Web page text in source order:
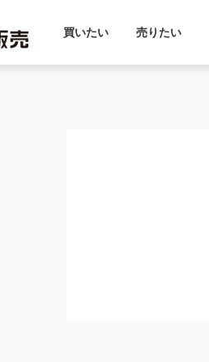
買いたい 売りたい